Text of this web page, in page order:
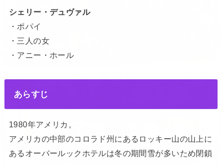
シェリー・デュヴァル
・ポパイ
・三人の女
・アニー・ホール
あらすじ
1980年アメリカ。
アメリカの中部のコロラド州にあるロッキー山の山上に
あるオーバールックホテルは冬の期間雪が多いため閉鎖